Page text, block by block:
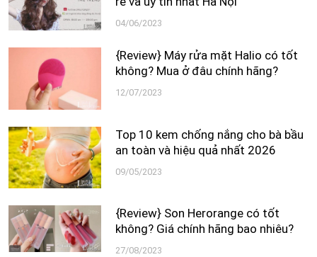
04/06/2023
{Review} Máy rửa mặt Halio có tốt
không? Mua ở đâu chính hãng?
12/07/2023
Top 10 kem chống nắng cho bà bầu
an toàn và hiệu quả nhất 2026
09/05/2023
{Review} Son Herorange có tốt
không? Giá chính hãng bao nhiêu?
27/08/2023